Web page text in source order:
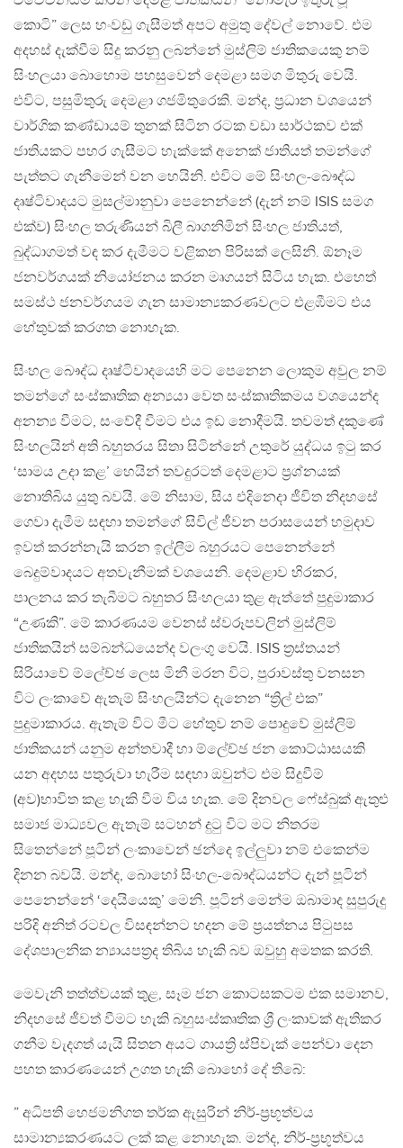
කොටි” ලෙස හංවඩු ගැසීමත් අපට අමුතු දේවල් නොවේ. එම
අදහස් දැක්වීම සිදු කරනු ලබන්නේ මුස්ලිම් ජාතිකයෙකු නම්
සිංහලයා බොහොම පහසුවෙන් දෙමළා සමග මිතුරු වෙයි.
එවිට, පසුමිතුරු දෙමළා ගජමිතුරෙකි. මන්ද, ප්‍රධාන වශයෙන්
වාර්ගික කණ්ඩායම් තුනක් සිටින රටක වඩා සාර්ථකව එක්
ජාතියකට පහර ගැසීමට හැක්කේ අනෙක් ජාතියත් තමන්ගේ
පැත්තට ගැනීමෙන් වන හෙයිනි. එවිට මේ සිංහල-බෞද්ධ
දෘෂ්ටිවාදයට මුසල්මානුවා පෙනෙන්නේ (දැන් නම් ISIS සමග
එක්ව) සිංහල තරුණියන් බිලී බාගනිමින් සිංහල ජාතියත්,
බුද්ධාගමත් වඳ කර දැමීමට වළිකන පිරිසක් ලෙසිනි. ඕනෑම
ජනවර්ගයක් නියෝජනය කරන මෘගයන් සිටිය හැක. එහෙත්
සමස්ථ ජනවර්ගයම ගැන සාමාන්‍යකරණවලට එළඹීමට එය
හේතුවක් කරගත නොහැක.
සිංහල බෞද්ධ දෘෂ්ටිවාදයෙහි මට පෙනෙන ලොකුම අවුල නම්
තමන්ගේ සංස්කෘතික අන්‍යයා වෙත සංස්කෘතිකමය වශයෙන්ද
අනන්‍ය වීමට, සංවේදී වීමට එය ඉඩ නොදීමයි. තවමත් දකුණේ
සිංහලයින් අති බහුතරය සිතා සිටින්නේ උතුරේ යුද්ධය ඉටු කර
‘සාමය උදා කළ’ හෙයින් තවදුරටත් දෙමළාට ප්‍රශ්නයක්
නොතිබිය යුතු බවයි. මේ නිසාම, සිය එදිනෙදා ජීවිත නිදහසේ
ගෙවා දැමීම සඳහා තමන්ගේ සිවිල් ජීවන පරාසයෙන් හමුදාව
ඉවත් කරන්නැයි කරන ඉල්ලීම බහුරයට පෙනෙන්නේ
බෙදුම්වාදයට අතවැනීමක් වශයෙනි. දෙමළාව හිරකර,
පාලනය කර තැබීමට බහුතර සිංහලයා තුළ ඇත්තේ පුදුමාකාර
“උණකි”. මේ කාරණයම වෙනස් ස්වරූපවලින් මුස්ලිම්
ජාතිකයින් සම්බන්ධයෙන්ද වලංගු වෙයි. ISIS ත්‍රස්තයන්
සිරියාවේ ම්ලේච්ඡ ලෙස මිනී මරන විට, පුරාවස්තු වනසන
විට ලංකාවේ ඇතැම් සිංහලයින්ට දැනෙන “ත්‍රිල් එක”
පුදුමාකාරය. ඇතැම් විට මීට හේතුව නම් පොදුවේ මුස්ලිම්
ජාතිකයන් යනුම අන්තවාදී හා ම්ලේච්ඡ ජන කොට්ඨාසයකි
යන අදහස පතුරුවා හැරීම සඳහා ඔවුන්ට එම සිදුවීම්
(අව)භාවිත කළ හැකි වීම විය හැක. මේ දිනවල ෆේස්බුක් ඇතුළු
සමාජ මාධ්‍යවල ඇතැම් සටහන් දුටු විට මට නිතරම
සිතෙන්නේ පූටින් ලංකාවෙන් ඡන්දෙ ඉල්ලුවා නම් එකෙන්ම
දිනන බවයි. මන්ද, බොහෝ සිංහල-බෞද්ධයන්ට දැන් පූටින්
පෙනෙන්නේ ‘දෙයියෙකු’ මෙනි. පූටින් මෙන්ම ඔබාමාද සුපුරුදු
පරිදි අනිත් රටවල විසඳන්නට හදන මේ ප්‍රයත්නය පිටුපස
දේශපාලනික න්‍යායපත්‍රද තිබිය හැකි බව ඔවුහු අමතක කරති.
මෙවැනි තත්ත්වයක් තුළ, සෑම ජන කොටසකටම එක සමානව,
නිදහසේ ජීවත් වීමට හැකි බහුසංස්කෘතික ශ්‍රී ලංකාවක් ඇතිකර
ගනීම වැදගත් යැයි සිතන අයට ගායත්‍රි ස්පිවැක් පෙන්වා දෙන
පහත කාරණයෙන් උගත හැකි බොහෝ දේ තිබේ:
” අධිපති හෙජමනිගත තර්ක ඇසුරින් නිර්-ප්‍රභූත්වය
සාමාන්‍යකරණයට ලක් කළ නොහැක. මන්ද, නිර්-ප්‍රභූත්වය